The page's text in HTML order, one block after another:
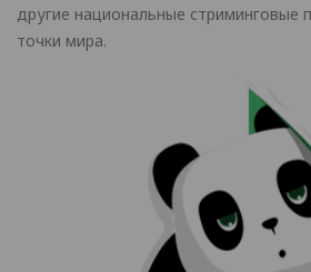
другие национальные
точки мира.